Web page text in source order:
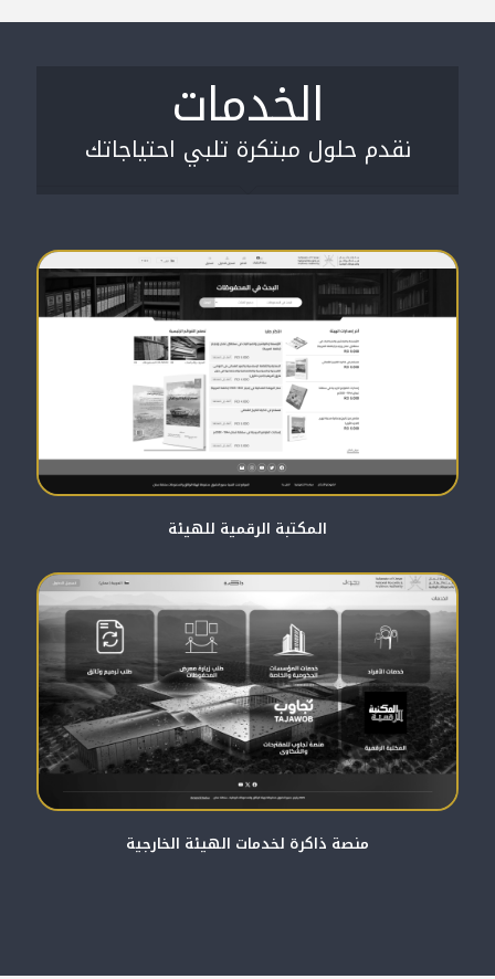
الخدمات
نقدم حلول مبتكرة تلبي احتياجاتك
المكتبة الرقمية للهيئة
منصة ذاكرة لخدمات الهيئة الخارجية